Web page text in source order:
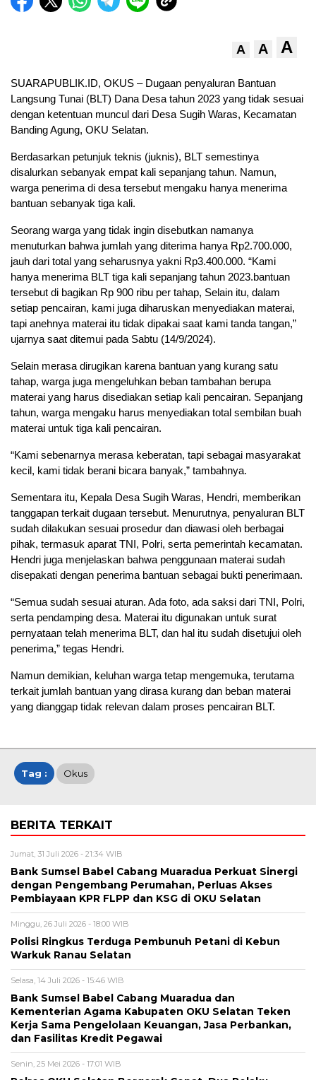
A A A
SUARAPUBLIK.ID, OKUS – Dugaan penyaluran Bantuan
Langsung Tunai (BLT) Dana Desa tahun 2023 yang tidak sesuai
dengan ketentuan muncul dari Desa Sugih Waras, Kecamatan
Banding Agung, OKU Selatan.
Berdasarkan petunjuk teknis (juknis), BLT semestinya
disalurkan sebanyak empat kali sepanjang tahun. Namun,
warga penerima di desa tersebut mengaku hanya menerima
bantuan sebanyak tiga kali.
Seorang warga yang tidak ingin disebutkan namanya
menuturkan bahwa jumlah yang diterima hanya Rp2.700.000,
jauh dari total yang seharusnya yakni Rp3.400.000. “Kami
hanya menerima BLT tiga kali sepanjang tahun 2023.bantuan
tersebut di bagikan Rp 900 ribu per tahap, Selain itu, dalam
setiap pencairan, kami juga diharuskan menyediakan materai,
tapi anehnya materai itu tidak dipakai saat kami tanda tangan,”
ujarnya saat ditemui pada Sabtu (14/9/2024).
Selain merasa dirugikan karena bantuan yang kurang satu
tahap, warga juga mengeluhkan beban tambahan berupa
materai yang harus disediakan setiap kali pencairan. Sepanjang
tahun, warga mengaku harus menyediakan total sembilan buah
materai untuk tiga kali pencairan.
“Kami sebenarnya merasa keberatan, tapi sebagai masyarakat
kecil, kami tidak berani bicara banyak,” tambahnya.
Sementara itu, Kepala Desa Sugih Waras, Hendri, memberikan
tanggapan terkait dugaan tersebut. Menurutnya, penyaluran BLT
sudah dilakukan sesuai prosedur dan diawasi oleh berbagai
pihak, termasuk aparat TNI, Polri, serta pemerintah kecamatan.
Hendri juga menjelaskan bahwa penggunaan materai sudah
disepakati dengan penerima bantuan sebagai bukti penerimaan.
“Semua sudah sesuai aturan. Ada foto, ada saksi dari TNI, Polri,
serta pendamping desa. Materai itu digunakan untuk surat
pernyataan telah menerima BLT, dan hal itu sudah disetujui oleh
penerima,” tegas Hendri.
Namun demikian, keluhan warga tetap mengemuka, terutama
terkait jumlah bantuan yang dirasa kurang dan beban materai
yang dianggap tidak relevan dalam proses pencairan BLT.
Tag : Okus
BERITA TERKAIT
Jumat, 31 Juli 2026 - 21:34 WIB
Bank Sumsel Babel Cabang Muaradua Perkuat Sinergi
dengan Pengembang Perumahan, Perluas Akses
Pembiayaan KPR FLPP dan KSG di OKU Selatan
Minggu, 26 Juli 2026 - 18:00 WIB
Polisi Ringkus Terduga Pembunuh Petani di Kebun
Warkuk Ranau Selatan
Selasa, 14 Juli 2026 - 15:46 WIB
Bank Sumsel Babel Cabang Muaradua dan
Kementerian Agama Kabupaten OKU Selatan Teken
Kerja Sama Pengelolaan Keuangan, Jasa Perbankan,
dan Fasilitas Kredit Pegawai
Senin, 25 Mei 2026 - 17:01 WIB